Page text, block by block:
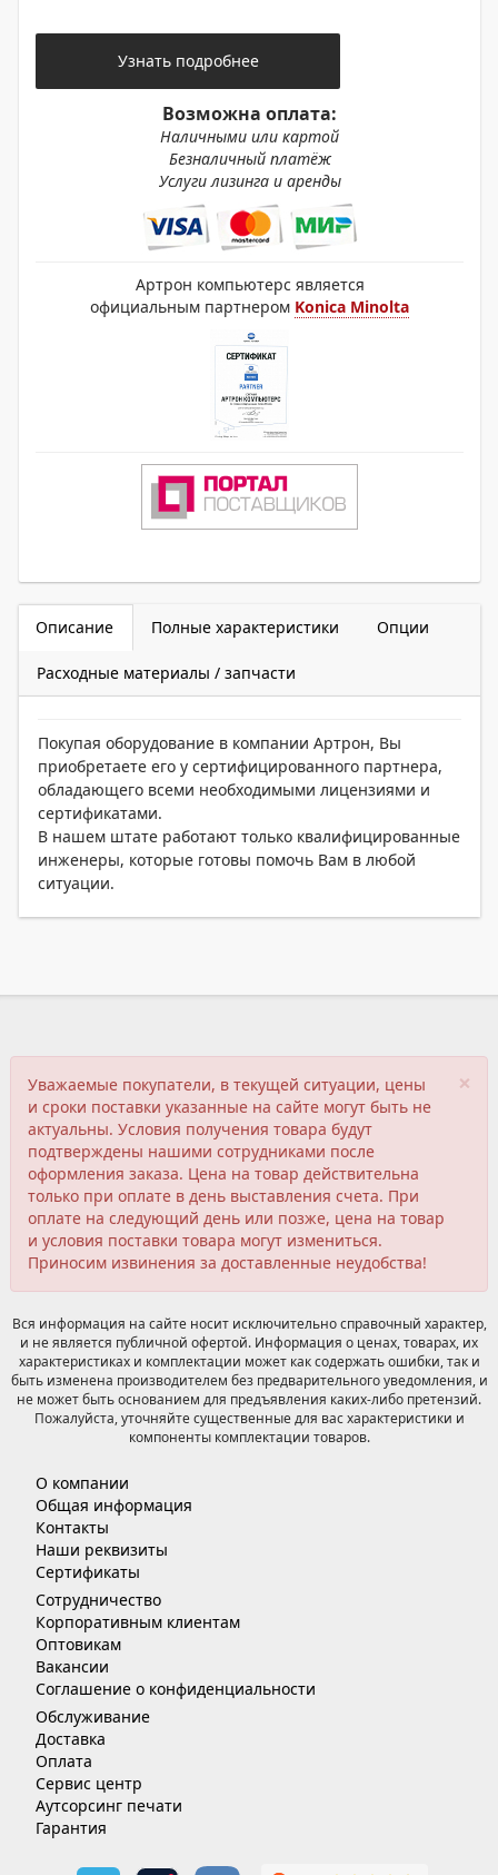
Узнать подробнее
Возможна оплата:
Наличными или картой
Безналичный платёж
Услуги лизинга и аренды
Артрон компьютерс является
официальным партнером Konica Minolta
Описание Полные характеристики Опции
Расходные материалы / запчасти
Покупая оборудование в компании Артрон, Вы
приобретаете его у сертифицированного партнера,
обладающего всеми необходимыми лицензиями и
сертификатами.
В нашем штате работают только квалифицированные
инженеры, которые готовы помочь Вам в любой
ситуации.
×
Уважаемые покупатели, в текущей ситуации, цены
и сроки поставки указанные на сайте могут быть не
актуальны. Условия получения товара будут
подтверждены нашими сотрудниками после
оформления заказа. Цена на товар действительна
только при оплате в день выставления счета. При
оплате на следующий день или позже, цена на товар
и условия поставки товара могут измениться.
Приносим извинения за доставленные неудобства!
Вся информация на сайте носит исключительно справочный характер,
и не является публичной офертой. Информация о ценах, товарах, их
характеристиках и комплектации может как содержать ошибки, так и
быть изменена производителем без предварительного уведомления, и
не может быть основанием для предъявления каких-либо претензий.
Пожалуйста, уточняйте существенные для вас характеристики и
компоненты комплектации товаров.
О компании
Общая информация
Контакты
Наши реквизиты
Сертификаты
Сотрудничество
Корпоративным клиентам
Оптовикам
Вакансии
Соглашение о конфиденциальности
Обслуживание
Доставка
Оплата
Сервис центр
Аутсорсинг печати
Гарантия